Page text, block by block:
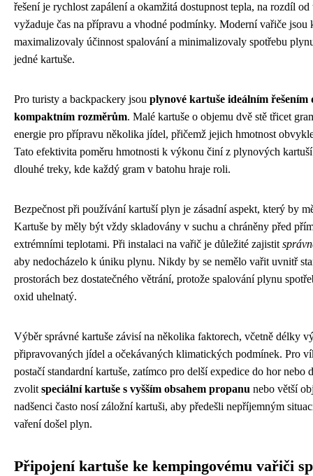
řešení je rychlost zapálení a okamžitá dostupnost tepla, na rozdíl
vyžaduje čas na přípravu a vhodné podmínky. Moderní vařiče jsou
maximalizovaly účinnost spalování a minimalizovaly spotřebu
jedné kartuše.
Pro turisty a backpackery jsou plynové kartuše ideálním řešením
kompaktním rozměrům. Malé kartuše o objemu dvě stě třicet
energie pro přípravu několika jídel, přičemž jejich hmotnost
Tato efektivita poměru hmotnosti k výkonu činí z plynových
dlouhé treky, kde každý gram v batohu hraje roli.
Bezpečnost při používání kartuší plyn je zásadní aspekt, který by
Kartuše by měly být vždy skladovány v suchu a chráněny před
extrémními teplotami. Při instalaci na vařič je důležité zajistit
aby nedocházelo k úniku plynu. Nikdy by se nemělo vařit uvnitř
prostorách bez dostatečného větrání, protože spalování plynu
oxid uhelnatý.
Výběr správné kartuše závisí na několika faktorech, včetně délky
připravovaných jídel a očekávaných klimatických podmínek. Pro
postačí standardní kartuše, zatímco pro delší expedice do hor nebo
zvolit speciální kartuše s vyšším obsahem propanu nebo větší
nadšenci často nosí záložní kartuši, aby předešli nepříjemným
vaření došel plyn.
Připojení kartuše ke kempingovému vařiči